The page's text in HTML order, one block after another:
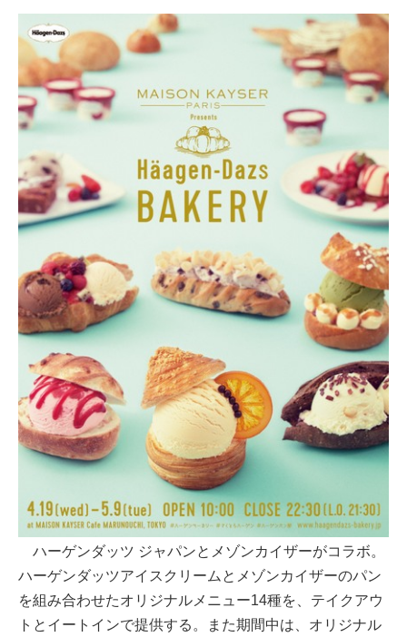
ハーゲンダッツ ジャパンとメゾンカイザーがコラボ。
ハーゲンダッツアイスクリームとメゾンカイザーのパン
を組み合わせたオリジナルメニュー14種を、テイクアウ
トとイートインで提供する。また期間中は、オリジナル